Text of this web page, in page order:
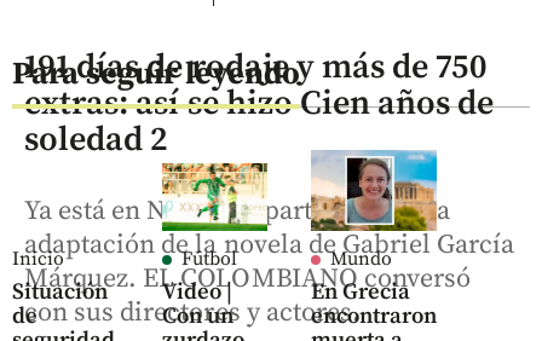
Para seguir leyendo
Inicio
Situación
de
Fútbol
Video |
Con un
Mundo
En Grecia
encontraron
191 días de rodaje y más de 750
extras: así se hizo Cien años de
soledad 2
Ya está en Netflix la parte final de la
adaptación de la novela de Gabriel García
Márquez. EL COLOMBIANO conversó
con sus directores y actores.